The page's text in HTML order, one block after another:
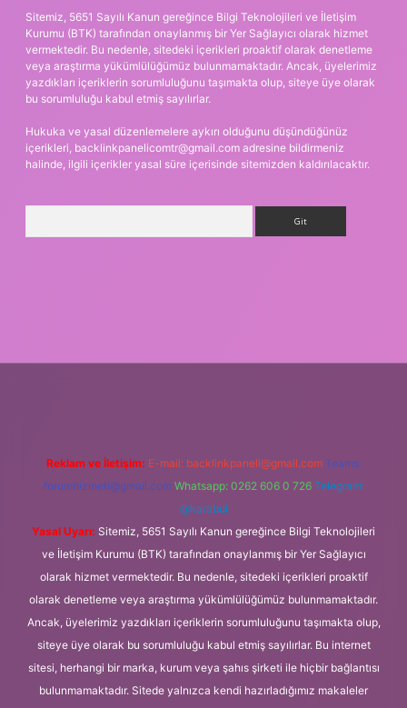
Sitemiz, 5651 Sayılı Kanun gereğince Bilgi Teknolojileri ve İletişim
Kurumu (BTK) tarafından onaylanmış bir Yer Sağlayıcı olarak hizmet
vermektedir. Bu nedenle, sitedeki içerikleri proaktif olarak denetleme
veya araştırma yükümlülüğümüz bulunmamaktadır. Ancak, üyelerimiz
yazdıkları içeriklerin sorumluluğunu taşımakta olup, siteye üye olarak
bu sorumluluğu kabul etmiş sayılırlar.
Hukuka ve yasal düzenlemelere aykırı olduğunu düşündüğünüz
içerikleri, backlinkpanelicomtr@gmail.com adresine bildirmeniz
halinde, ilgili içerikler yasal süre içerisinde sitemizden kaldırılacaktır.
Reklam ve İletişim: E-mail: backlinkpaneli@gmail.com Teams:
forumhizmeti@gmail.com Whatsapp: 0262 606 0 726 Telegram:
@karabul
Yasal Uyarı: Sitemiz, 5651 Sayılı Kanun gereğince Bilgi Teknolojileri
ve İletişim Kurumu (BTK) tarafından onaylanmış bir Yer Sağlayıcı
olarak hizmet vermektedir. Bu nedenle, sitedeki içerikleri proaktif
olarak denetleme veya araştırma yükümlülüğümüz bulunmamaktadır.
Ancak, üyelerimiz yazdıkları içeriklerin sorumluluğunu taşımakta olup,
siteye üye olarak bu sorumluluğu kabul etmiş sayılırlar. Bu internet
sitesi, herhangi bir marka, kurum veya şahıs şirketi ile hiçbir bağlantısı
bulunmamaktadır. Sitede yalnızca kendi hazırladığımız makaleler